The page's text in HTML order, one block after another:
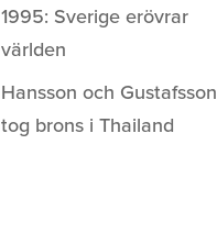
1995: Sverige erövrar
världen
Hansson och Gustafsson
tog brons i Thailand